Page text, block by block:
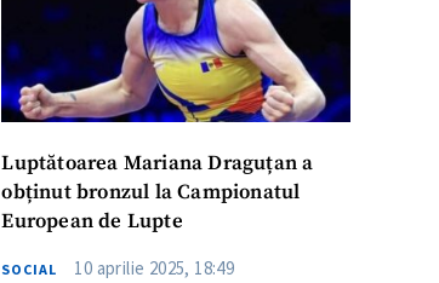
Luptătoarea Mariana Draguțan a
obținut bronzul la Campionatul
European de Lupte
SOCIAL 10 aprilie 2025, 18:49